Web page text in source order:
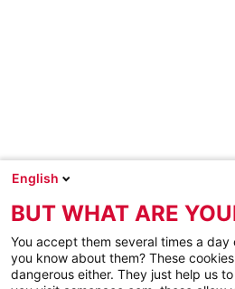
English
BUT WHAT ARE
You accept them several times a
you know about them? These
dangerous either. They just help us